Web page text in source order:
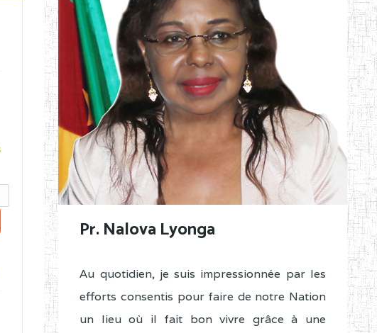
Pr. Nalova Lyonga
Au quotidien, je suis impressionnée par les
efforts consentis pour faire de notre Nation
un lieu où il fait bon vivre grâce à une